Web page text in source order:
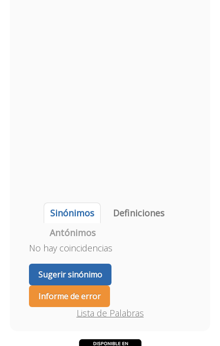
Sinónimos
Definiciones
Antónimos
No hay coincidencias
Sugerir sinónimo
Informe de error
Lista de Palabras